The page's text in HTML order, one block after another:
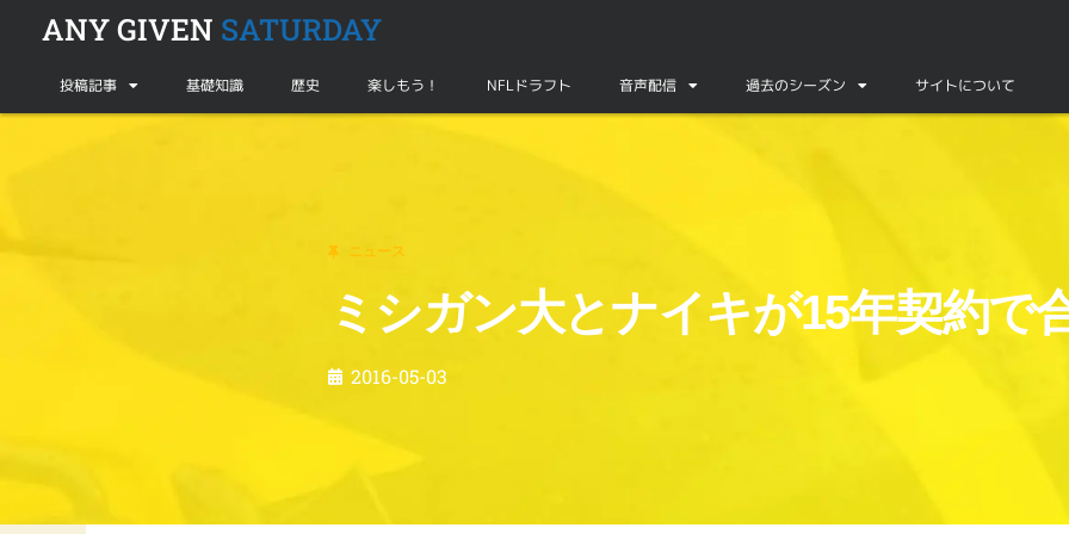
ANY GIVEN SATURDAY
投稿記事 基礎知識 歴史 楽しもう！ NFLドラフト 音声配信 過去のシーズン サイトについて
ニュース
ミシガン大とナイキが15年契約で
2016-05-03